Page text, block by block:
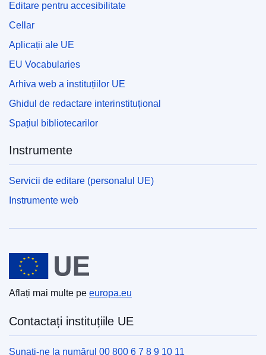
Editare pentru accesibilitate
Cellar
Aplicații ale UE
EU Vocabularies
Arhiva web a instituțiilor UE
Ghidul de redactare interinstituțional
Spațiul bibliotecarilor
Instrumente
Servicii de editare (personalul UE)
Instrumente web
Uniunea Europeană
Aflați mai multe pe europa.eu
Contactați instituțiile UE
Sunați-ne la numărul 00 800 6 7 8 9 10 11